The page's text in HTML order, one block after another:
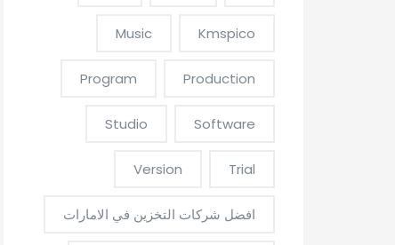
Kmspico
Music
Production
Program
Software
Studio
Trial
Version
افضل شركات التخزين في الامارات